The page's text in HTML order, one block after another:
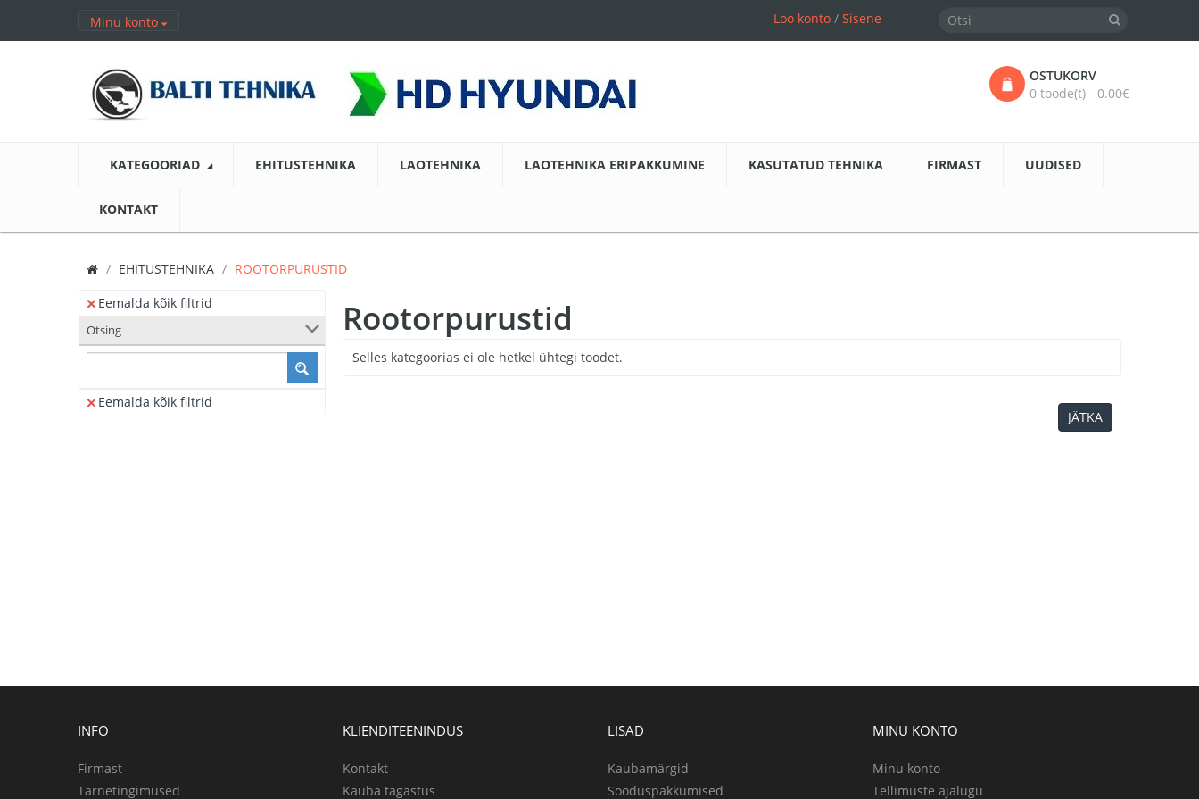
Minu konto Loo konto/ Sisene
OSTUKORV
0 toode(t) - 0.00€
KATEGOORIAD EHITUSTEHNIKA LAOTEHNIKA LAOTEHNIKA ERIPAKKUMINE KASUTATUD TEHNIKA FIRMAST UUDISED
KONTAKT
EHITUSTEHNIKA
ROOTORPURUSTID
Eemalda kõik filtrid
Otsing
Eemalda kõik filtrid
Rootorpurustid
Selles kategoorias ei ole hetkel ühtegi toodet.
JÄTKA
INFO
Firmast
Tarnetingimused
KLIENDITEENINDUS
Kontakt
Kauba tagastus
LISAD
Kaubamärgid
Sooduspakkumised
MINU KONTO
Minu konto
Tellimuste ajalugu